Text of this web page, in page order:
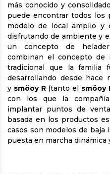
más conocido y
puede encontrar todos los
modelo de local amplio y
disfrutando de ambiente y
un concepto de
combinan el concepto de
tradicional que la familia
desarrollando desde hace
y smöoy R(tanto el smöoy
con los que la
implantar puntos de
basada en los productos
casos son modelos de baja
puesta en marcha dinámica